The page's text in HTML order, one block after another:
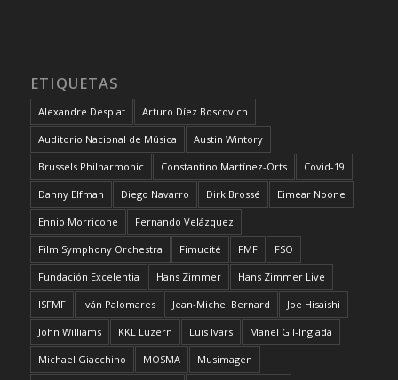
ETIQUETAS
Alexandre Desplat Arturo Díez Boscovich
Auditorio Nacional de Música Austin Wintory
Brussels Philharmonic Constantino Martínez-Orts Covid-19
Danny Elfman Diego Navarro Dirk Brossé Eimear Noone
Ennio Morricone Fernando Velázquez
Film Symphony Orchestra Fimucité FMF FSO
Fundación Excelentia Hans Zimmer Hans Zimmer Live
ISFMF Iván Palomares Jean-Michel Bernard Joe Hisaishi
John Williams KKL Luzern Luis Ivars Manel Gil-Inglada
Michael Giacchino MOSMA Musimagen